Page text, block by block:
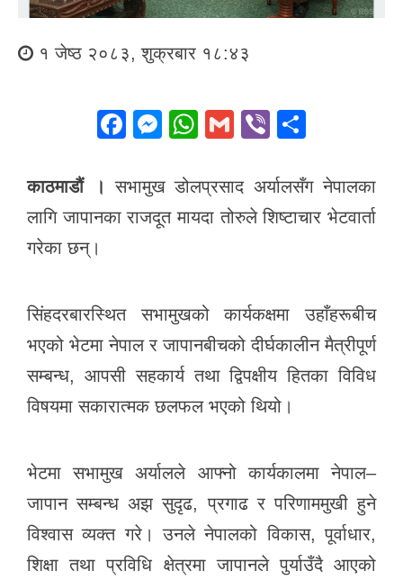
१ जेष्ठ २०८३, शुक्रबार १८:४३
F
c
e
M
ss
e
W
at
s
p
G
ail
Vi
er ar
e
काठमाडौं । सभामुख डोलप्रसाद अर्यालसँग नेपालका
लागि जापानका राजदूत मायदा तोरुले शिष्टाचार भेटवार्ता
गरेका छन्।
सिंहदरबारस्थित सभामुखको कार्यकक्षमा उहाँहरूबीच
भएको भेटमा नेपाल र जापानबीचको दीर्घकालीन मैत्रीपूर्ण
सम्बन्ध, आपसी सहकार्य तथा द्विपक्षीय हितका विविध
विषयमा सकारात्मक छलफल भएको थियो।
भेटमा सभामुख अर्यालले आफ्नो कार्यकालमा नेपाल–
जापान सम्बन्ध अझ सुदृढ, प्रगाढ र परिणाममुखी हुने
विश्वास व्यक्त गरे। उनले नेपालको विकास, पूर्वाधार,
शिक्षा तथा प्रविधि क्षेत्रमा जापानले पुर्याउँदै आएको